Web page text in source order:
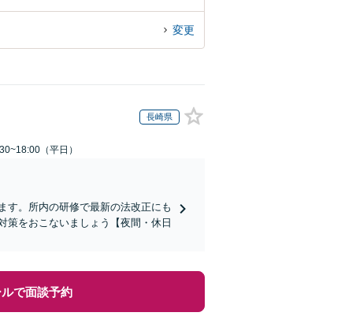
変更
長崎県
（平日）
す。所内の研修で最新の法改正にも
策をおこないましょう【夜間・休日
ルで面談予約